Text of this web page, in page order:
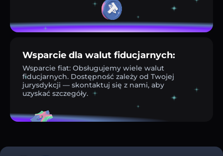
Wsparcie dla walut fiducjarnych:
Wsparcie fiat: Obsługujemy wiele walut
fiducjarnych. Dostępność zależy od Twojej
jurysdykcji — skontaktuj się z nami, aby
uzyskać szczegóły.